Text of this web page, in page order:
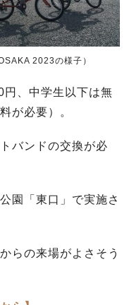
2023の様子）
、中学生以下は無
が必要）。
バンドの交換が必
園「東口」で実施さ
らの来場がよさそう